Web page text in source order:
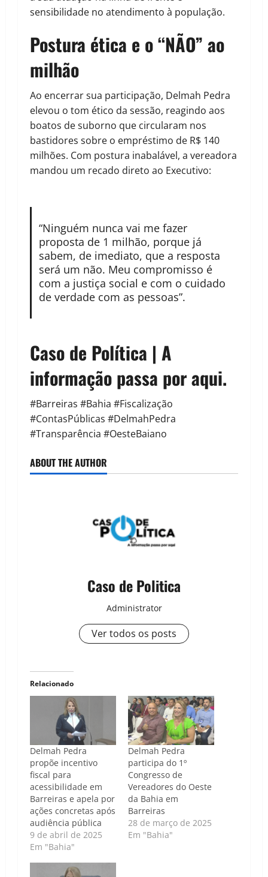
sensibilidade no atendimento à população.
Postura ética e o “NÃO” ao
milhão
Ao encerrar sua participação, Delmah Pedra
elevou o tom ético da sessão, reagindo aos
boatos de suborno que circularam nos
bastidores sobre o empréstimo de R$ 140
milhões. Com postura inabalável, a vereadora
mandou um recado direto ao Executivo:
“Ninguém nunca vai me fazer
proposta de 1 milhão, porque já
sabem, de imediato, que a resposta
será um não. Meu compromisso é
com a justiça social e com o cuidado
de verdade com as pessoas”.
Caso de Política | A
informação passa por aqui.
#Barreiras #Bahia #Fiscalização
#ContasPúblicas #DelmahPedra
#Transparência #OesteBaiano
ABOUT THE AUTHOR
Caso de Politica
Administrator
Ver todos os posts
Relacionado
Delmah Pedra
propõe incentivo
fiscal para
acessibilidade em
Barreiras e apela por
ações concretas após
audiência pública
9 de abril de 2025
Em "Bahia"
Delmah Pedra
participa do 1º
Congresso de
Vereadores do Oeste
da Bahia em
Barreiras
28 de março de 2025
Em "Bahia"